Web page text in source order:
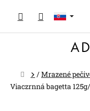
obsah
Domov
/Mrazené
Viaczrnná bagetta